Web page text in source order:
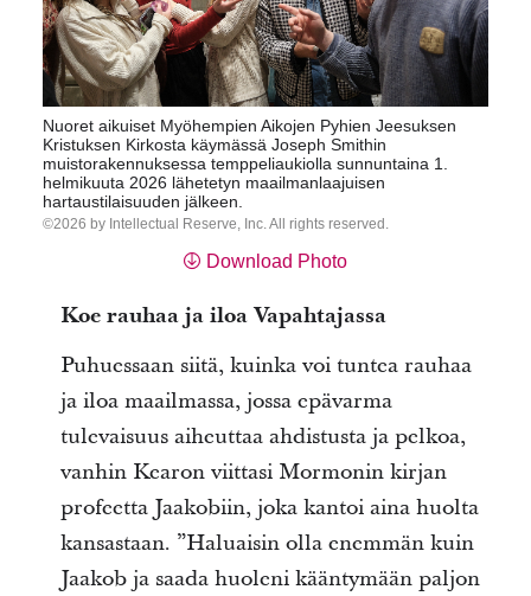
Nuoret aikuiset Myöhempien Aikojen Pyhien Jeesuksen
Kristuksen Kirkosta käymässä Joseph Smithin
muistorakennuksessa temppeliaukiolla sunnuntaina 1.
helmikuuta 2026 lähetetyn maailmanlaajuisen
hartaustilaisuuden jälkeen.
2026 by Intellectual Reserve, Inc. All rights reserved.
Download Photo
Koe rauhaa ja iloa Vapahtajassa
Puhuessaan siitä, kuinka voi tuntea rauhaa
ja iloa maailmassa, jossa epävarma
tulevaisuus aiheuttaa ahdistusta ja pelkoa,
vanhin Kearon viittasi Mormonin kirjan
profeetta Jaakobiin, joka kantoi aina huolta
kansastaan. ”Haluaisin olla enemmän kuin
Jaakob ja saada huoleni kääntymään paljon